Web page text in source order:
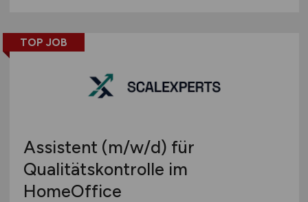
TOP JOB
Assistent (m/w/d) für
Qualitätskontrolle im
HomeOffice